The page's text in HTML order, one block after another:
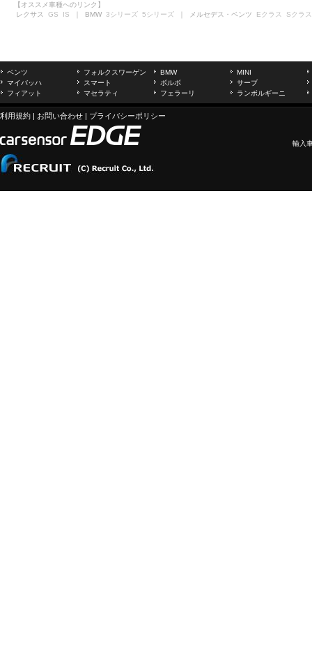
【オススメ車種へのリンク】
レクサス GS IS ｜ BMW 3シリーズ 5シリーズ ｜ メルセデス・ベンツ Eクラス Sクラス
ベンツ フォルクスワーゲン BMW
MINI
マイバッハ
スマート ボルボ
サーブ
フィアット
マセラティ フェラーリ ランボルギーニ
利用規約 | お問い合わせ | プライバシーポリシー
輸入